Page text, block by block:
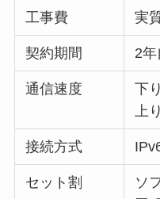
工事費 実
契約期間 2
通信速度
下
上
接続方式
セット割
ソ